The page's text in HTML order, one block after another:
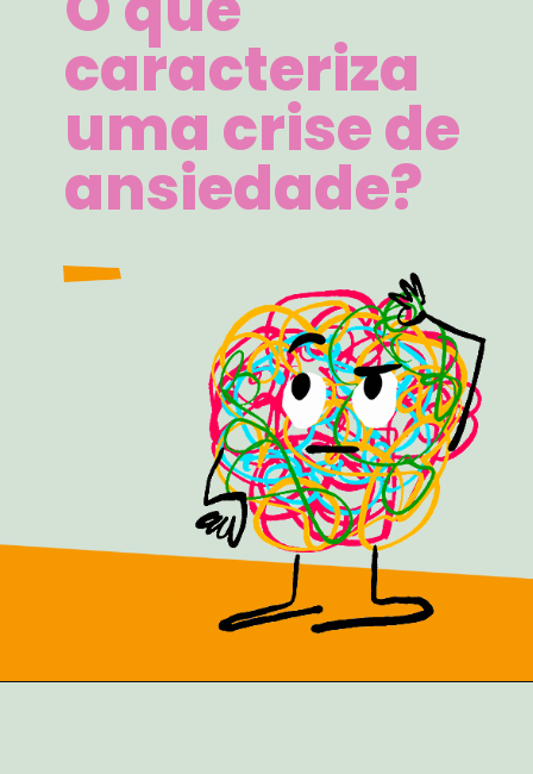
caracteriza
uma crise de
ansiedade?